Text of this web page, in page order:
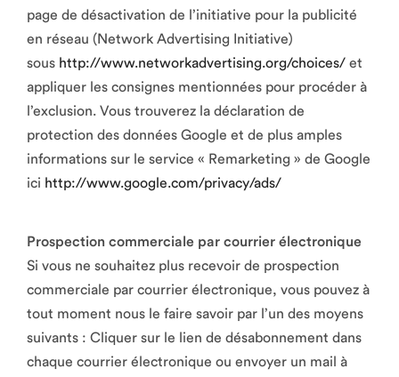
page de désactivation de l’initiative pour la publicité
en réseau (Network Advertising Initiative)
sous http://www.networkadvertising.org/choices/ et
appliquer les consignes mentionnées pour procéder à
l’exclusion. Vous trouverez la déclaration de
protection des données Google et de plus amples
informations sur le service « Remarketing » de Google
ici http://www.google.com/privacy/ads/
Prospection commerciale par courrier électronique
Si vous ne souhaitez plus recevoir de prospection
commerciale par courrier électronique, vous pouvez à
tout moment nous le faire savoir par l’un des moyens
suivants : Cliquer sur le lien de désabonnement dans
chaque courrier électronique ou envoyer un mail à